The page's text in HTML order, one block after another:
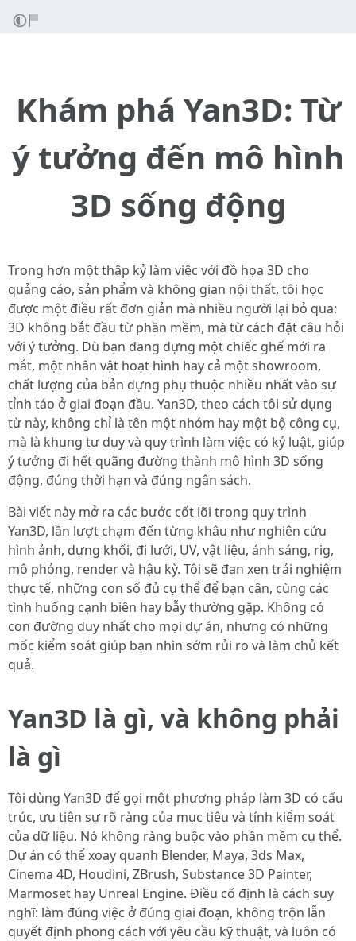
Khám phá Yan3D: Từ
ý tưởng đến mô hình
3D sống động
Trong hơn một thập kỷ làm việc với đồ họa 3D cho
quảng cáo, sản phẩm và không gian nội thất, tôi học
được một điều rất đơn giản mà nhiều người lại bỏ qua:
3D không bắt đầu từ phần mềm, mà từ cách đặt câu hỏi
với ý tưởng. Dù bạn đang dựng một chiếc ghế mới ra
mắt, một nhân vật hoạt hình hay cả một showroom,
chất lượng của bản dựng phụ thuộc nhiều nhất vào sự
tỉnh táo ở giai đoạn đầu. Yan3D, theo cách tôi sử dụng
từ này, không chỉ là tên một nhóm hay một bộ công cụ,
mà là khung tư duy và quy trình làm việc có kỷ luật, giúp
ý tưởng đi hết quãng đường thành mô hình 3D sống
động, đúng thời hạn và đúng ngân sách.
Bài viết này mở ra các bước cốt lõi trong quy trình
Yan3D, lần lượt chạm đến từng khâu như nghiên cứu
hình ảnh, dựng khối, đi lưới, UV, vật liệu, ánh sáng, rig,
mô phỏng, render và hậu kỳ. Tôi sẽ đan xen trải nghiệm
thực tế, những con số đủ cụ thể để bạn cân, cùng các
tình huống cạnh biên hay bẫy thường gặp. Không có
con đường duy nhất cho mọi dự án, nhưng có những
mốc kiểm soát giúp bạn nhìn sớm rủi ro và làm chủ kết
quả.
Yan3D là gì, và không phải
là gì
Tôi dùng Yan3D để gọi một phương pháp làm 3D có cấu
trúc, ưu tiên sự rõ ràng của mục tiêu và tính kiểm soát
của dữ liệu. Nó không ràng buộc vào phần mềm cụ thể.
Dự án có thể xoay quanh Blender, Maya, 3ds Max,
Cinema 4D, Houdini, ZBrush, Substance 3D Painter,
Marmoset hay Unreal Engine. Điều cố định là cách suy
nghĩ: làm đúng việc ở đúng giai đoạn, không trộn lẫn
quyết định phong cách với yêu cầu kỹ thuật, và luôn có